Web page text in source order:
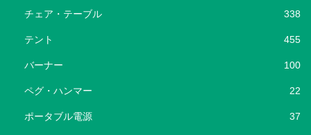
チェア・テーブル 338
テント 455
バーナー 100
ペグ・ハンマー 22
ポータブル電源 37